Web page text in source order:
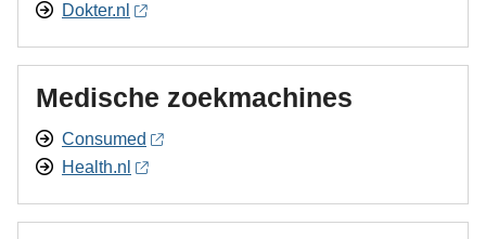
Dokter.nl
Medische zoekmachines
Consumed
Health.nl